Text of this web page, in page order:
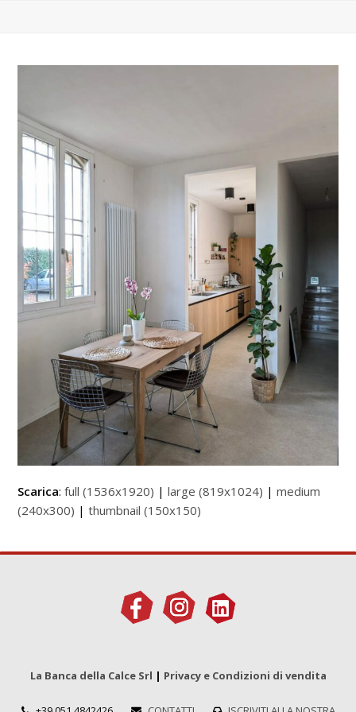
Scarica:full (1536x1920) |large (819x1024) |medium
(240x300) |thumbnail (150x150)
La Banca della Calce Srl | Privacy e Condizioni di vendita